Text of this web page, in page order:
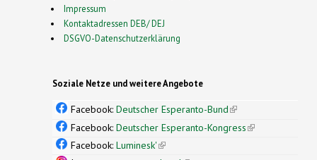
Impressum
Kontaktadressen DEB/ DEJ
DSGVO-Datenschutzerklärung
Soziale Netze und weitere Angebote
Facebook: Deutscher Esperanto-Bund(link is
external)
Facebook: Deutscher Esperanto-Kongress(link is
Facebook: Luminesk'(link is external)